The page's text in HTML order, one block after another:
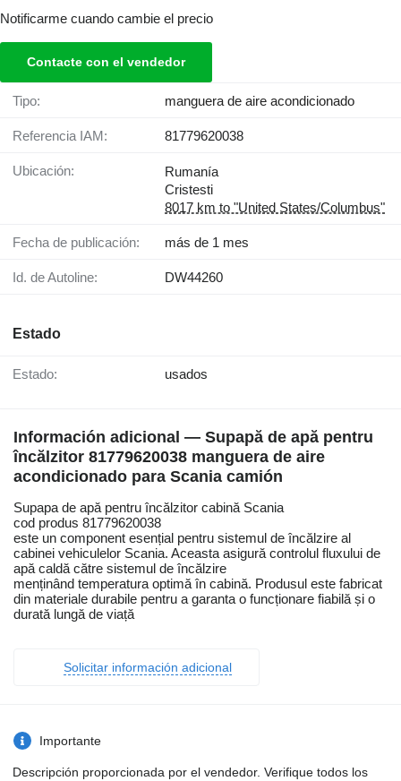
Notificarme cuando cambie el precio
Contacte con el vendedor
Tipo: manguera de aire acondicionado
Referencia IAM: 81779620038
Ubicación:
Rumanía
Cristesti
8017 km to "United States/Columbus"
Fecha de publicación: más de 1 mes
Id. de Autoline: DW44260
Estado
Estado: usados
Información adicional — Supapă de apă pentru
încălzitor 81779620038 manguera de aire
acondicionado para Scania camión
Supapa de apă pentru încălzitor cabină Scania
cod produs 81779620038
este un component esențial pentru sistemul de încălzire al
cabinei vehiculelor Scania. Aceasta asigură controlul fluxului de
apă caldă către sistemul de încălzire
menținând temperatura optimă în cabină. Produsul este fabricat
din materiale durabile pentru a garanta o funcționare fiabilă și o
durată lungă de viață
Solicitar información adicional
Importante
Descripción proporcionada por el vendedor. Verifique todos los